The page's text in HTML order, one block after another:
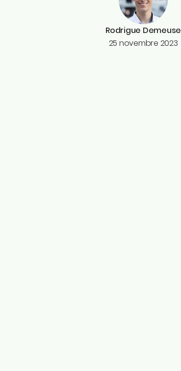
Rodrigue Demeuse
25 novembre 2023